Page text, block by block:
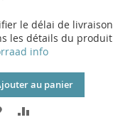
le délai de livraison
les détails du produit
info
au panier
AJOUTER